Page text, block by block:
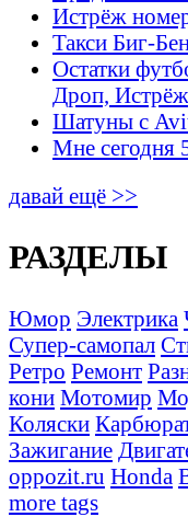
Истрёж
Такси Биг-
Остатки
Дроп,
Шатуны с
Мне сегодня
давай ещё >>
РАЗДЕЛЫ
Юмор Электрика
Супер-самопал
Ретро Ремонт
кони Мотомир
Коляски
Зажигание
oppozit.ru Honda
more tags